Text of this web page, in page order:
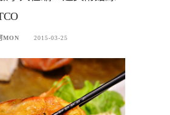
MON 2015-03-25